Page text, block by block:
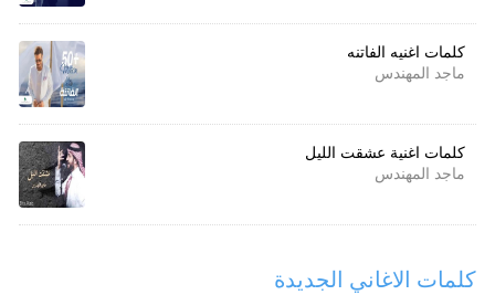
كلمات اغنيه الفاتنه
ماجد المهندس
كلمات اغنية عشقت الليل
ماجد المهندس
كلمات الاغاني الجديدة